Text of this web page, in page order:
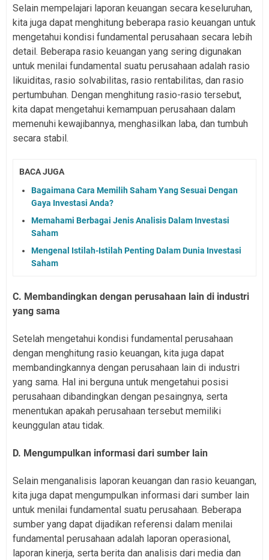
Selain mempelajari laporan keuangan secara keseluruhan,
kita juga dapat menghitung beberapa rasio keuangan untuk
mengetahui kondisi fundamental perusahaan secara lebih
detail. Beberapa rasio keuangan yang sering digunakan
untuk menilai fundamental suatu perusahaan adalah rasio
likuiditas, rasio solvabilitas, rasio rentabilitas, dan rasio
pertumbuhan. Dengan menghitung rasio-rasio tersebut,
kita dapat mengetahui kemampuan perusahaan dalam
memenuhi kewajibannya, menghasilkan laba, dan tumbuh
secara stabil.
BACA JUGA
Bagaimana Cara Memilih Saham Yang Sesuai Dengan
Gaya Investasi Anda?
Memahami Berbagai Jenis Analisis Dalam Investasi
Saham
Mengenal Istilah-Istilah Penting Dalam Dunia Investasi
Saham
C. Membandingkan dengan perusahaan lain di industri
yang sama
Setelah mengetahui kondisi fundamental perusahaan
dengan menghitung rasio keuangan, kita juga dapat
membandingkannya dengan perusahaan lain di industri
yang sama. Hal ini berguna untuk mengetahui posisi
perusahaan dibandingkan dengan pesaingnya, serta
menentukan apakah perusahaan tersebut memiliki
keunggulan atau tidak.
D. Mengumpulkan informasi dari sumber lain
Selain menganalisis laporan keuangan dan rasio keuangan,
kita juga dapat mengumpulkan informasi dari sumber lain
untuk menilai fundamental suatu perusahaan. Beberapa
sumber yang dapat dijadikan referensi dalam menilai
fundamental perusahaan adalah laporan operasional,
laporan kinerja, serta berita dan analisis dari media dan